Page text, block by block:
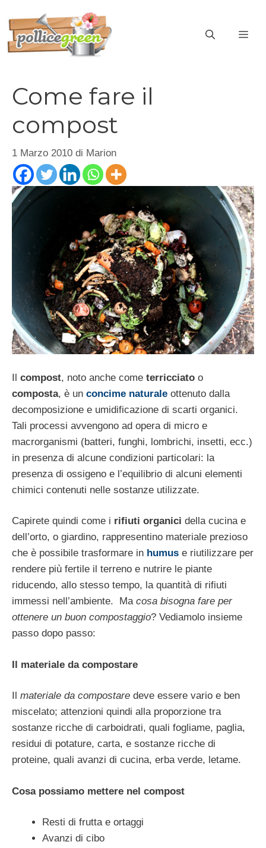
contenuto
Come fare il
compost
1 Marzo 2010 di Marion
Il compost, noto anche come terricciato o
composta, è un concime naturale ottenuto dalla
decomposizione e umidificazione di scarti organici.
Tali processi avvengono ad opera di micro e
macrorganismi (batteri, funghi, lombrichi, insetti, ecc.)
in presenza di alcune condizioni particolari: la
presenza di ossigeno e l’equilibrio di alcuni elementi
chimici contenuti nelle sostanze utilizzate.
Capirete quindi come i rifiuti organici della cucina e
dell’orto, o giardino, rappresentino materiale prezioso
che è possibile trasformare in humus e riutilizzare per
rendere più fertile il terreno e nutrire le piante
riducendo, allo stesso tempo, la quantità di rifiuti
immessi nell’ambiente. Ma cosa bisogna fare per
ottenere un buon compostaggio? Vediamolo insieme
passo dopo passo:
Il materiale da compostare
materiale da compostare deve essere vario e ben
miscelato; attenzioni quindi alla proporzione tra
sostanze ricche di carboidrati, quali fogliame, paglia,
residui di potature, carta, e sostanze ricche di
proteine, quali avanzi di cucina, erba verde, letame.
Cosa possiamo mettere nel compost
Resti di frutta e ortaggi
Avanzi di cibo